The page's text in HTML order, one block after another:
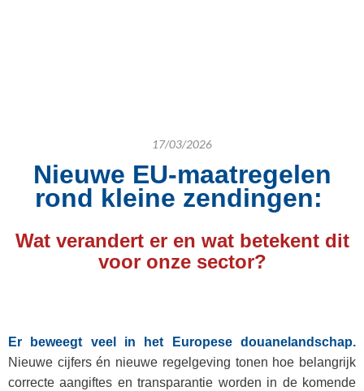
17/03/2026
Nieuwe EU‑maatregelen
rond kleine zendingen:
Wat verandert er en wat betekent dit
voor onze sector?
Er beweegt veel in het Europese douanelandschap.
Nieuwe cijfers én nieuwe regelgeving tonen hoe belangrijk
correcte aangiftes en transparantie worden in de komende